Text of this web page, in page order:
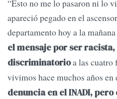
“Esto no me lo pasaron ni lo
apareció pegado en el
departamento hoy a la
el mensaje por ser
discriminatorioa las cuatro
vivimos hace muchos años
denuncia en el INADI,